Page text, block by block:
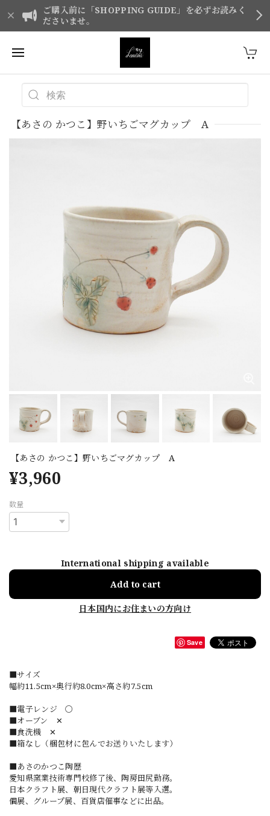
ご購入前に「SHOPPING GUIDE」を必ずお読みく
ださいませ。
【あさの かつこ】野いちごマグカップ A
【あさの かつこ】野いちごマグカップ A
¥3,960
数量
International shipping available
Add to cart
日本国内にお住まいの方向け
Save
■サイズ
幅約11.5cm×奥行約8.0cm×高さ約7.5cm
■電子レンジ 〇
■オーブン ✕
■食洗機 ✕
■箱なし（梱包材に包んでお送りいたします）
■あさのかつこ陶歴
愛知県窯業技術専門校修了後、陶房田尻勤務。
日本クラフト展、朝日現代クラフト展等入選。
個展、グループ展、百貨店催事などに出品。